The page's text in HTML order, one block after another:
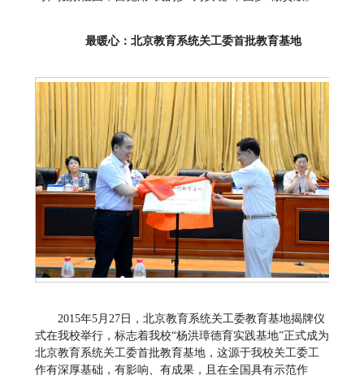
最暖心：北京教育系统关工委首批教育基地
2015年5月27日，北京教育系统关工委教育基地揭牌仪
式在我校举行，标志着我校“杨洪璋德育实践基地”正式成为
北京教育系统关工委首批教育基地，这源于我校关工委工
作有深厚基础，有影响、有成果，且在全国具有示范作